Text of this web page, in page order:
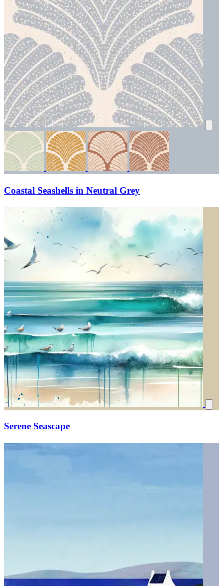
Coastal Seashells in Neutral Grey
Serene Seascape